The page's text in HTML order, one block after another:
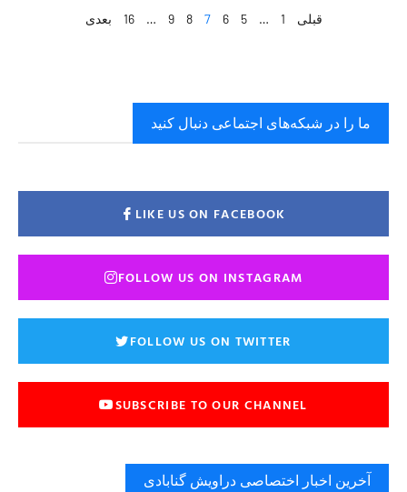
قبلی 1
…
5
6
7
8
9
…
16 بعدی
ما را در شبکه‌های اجتماعی دنبال کنید
LIKE US ON FACEBOOK
FOLLOW US ON INSTAGRAM
FOLLOW US ON TWITTER
SUBSCRIBE TO OUR CHANNEL
آخرین اخبار اختصاصی دراویش گنابادی